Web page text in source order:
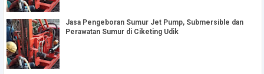
Jasa Pengeboran Sumur Jet Pump, Submersible dan
Perawatan Sumur di Ciketing Udik